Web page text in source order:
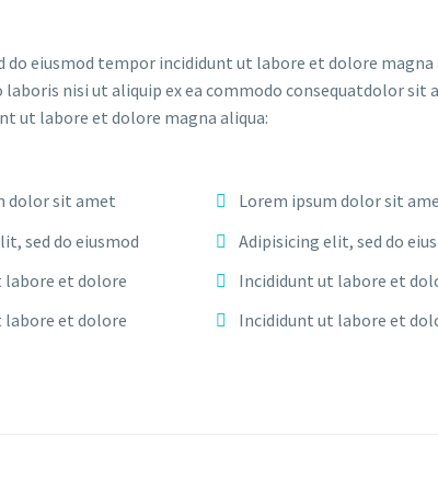
eiusmod tempor incididunt ut labore et dolore magna
nisi ut aliquip ex ea commodo consequatdolor sit
ut labore et dolore magna aliqua:
dolor sit amet
sed do eiusmod
labore et dolore
labore et dolore
Lorem ipsum dolor sit
Adipisicing elit, sed do
Incididunt ut labore et
Incididunt ut labore et